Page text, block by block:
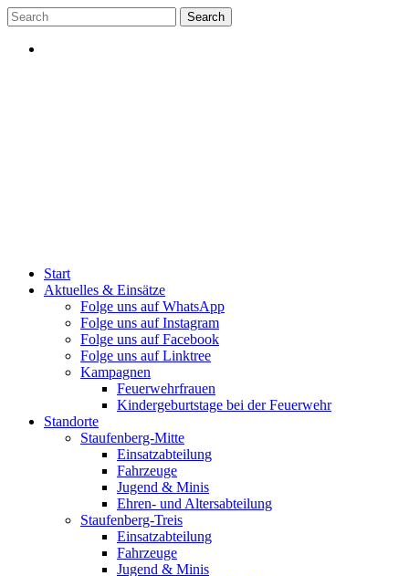
Skip
to
content
Start
Aktuelles & Einsätze
Folge uns auf WhatsApp
Folge uns auf Instagram
Folge uns auf Facebook
Folge uns auf Linktree
Kampagnen
Feuerwehrfrauen
Kindergeburtstage bei der Feuerwehr
Standorte
Staufenberg-Mitte
Einsatzabteilung
Fahrzeuge
Jugend & Minis
Ehren- und Altersabteilung
Staufenberg-Treis
Einsatzabteilung
Fahrzeuge
Jugend & Minis